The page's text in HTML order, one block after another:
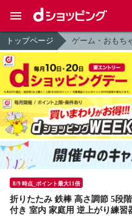
トップページ ゲーム・おもち
8/9 時点_ポイント最大11倍
折りたたみ 鉄棒 高さ調節 5段
付き 室内 家庭用 逆上がり練習